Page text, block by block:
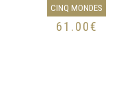
CINQ MONDES
61.00€